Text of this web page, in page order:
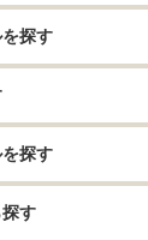
探す
探す
す